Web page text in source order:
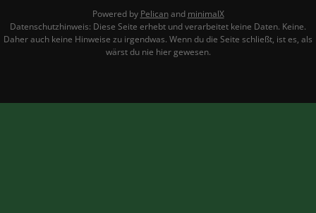
Powered by Pelicanand minimalX
Datenschutzhinweis: Diese Seite erhebt und verarbeitet keine Daten. Keine.
Daher auch keine Hinweise zu irgendwas. Wenn du die Seite schließt, ist es, als
wärst du nie hier gewesen.